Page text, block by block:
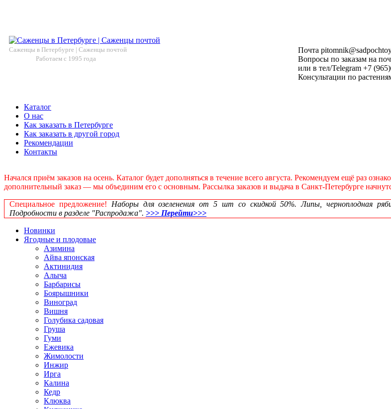
Саженцы в Петербурге | Саженцы почтой
Работаем с 1995 года
Почта
Вопросы по заказам на
или в тел/Telegram +7
Консультации по
Каталог
О нас
Как заказать в Петербурге
Как заказать в другой город
Рекомендации
Контакты
Начался приём заказов на осень. Каталог будет дополняться в течение всего августа. Рекомендуем ещё раз
дополнительный заказ — мы объединим его с основным. Рассылка заказов и выдача в Санкт‑Петербурге
Специальное предложение! Наборы для озеленения от 5 шт со скидкой 50%. Липы, черноплодная
Подробности в разделе "Распродажа". >>> Перейти>>>
Новинки
Ягодные и плодовые
Азимина
Айва японская
Актинидия
Алыча
Барбарисы
Боярышники
Виноград
Вишня
Голубика садовая
Груша
Гуми
Ежевика
Жимолости
Инжир
Ирга
Калина
Кедр
Клюква